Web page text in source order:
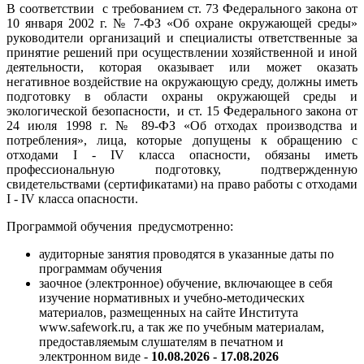
В соответствии с требованием ст. 73 Федерального закона от
10 января 2002 г. № 7-ФЗ «Об охране окружающей среды»
руководители организаций и специалисты ответственные за
принятие решений при осуществлении хозяйственной и иной
деятельности, которая оказывает или может оказать
негативное воздействие на окружающую среду, должны иметь
подготовку в области охраны окружающей среды и
экологической безопасности, и ст. 15 Федерального закона от
24 июля 1998 г. № 89-ФЗ «Об отходах производства и
потребления», лица, которые допущены к обращению с
отходами I - IV класса опасности, обязаны иметь
профессиональную подготовку, подтвержденную
свидетельствами (сертификатами) на право работы с отходами
I - IV класса опасности.
Программой обучения предусмотренно:
аудиторные занятия проводятся в указанные даты по
программам обучения
заочное (электронное) обучение, включающее в себя
изучение нормативных и учебно-методических
материалов, размещенных на сайте Института
www.safework.ru, а так же по учебным материалам,
предоставляемым слушателям в печатном и
электронном виде - 10.08.2026 - 17.08.2026